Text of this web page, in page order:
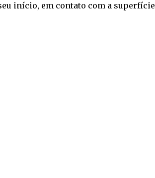
início, em contato com a superfície